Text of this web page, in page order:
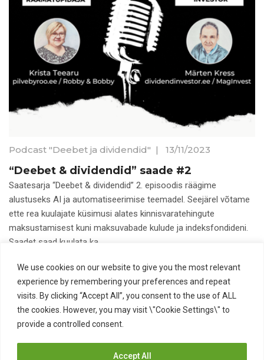
We use cookies on our website to give you the most relevant
experience by remembering your preferences and repeat
visits. By clicking “Accept All”, you consent to the use of ALL
the cookies. However, you may visit \"Cookie Settings\" to
provide a controlled consent.
Accept All
Podcast "Deebet ja dividendid" | 13/11/2023
“Deebet & dividendid” saade #2
Saatesarja “Deebet & dividendid” 2. episoodis räägime
alustuseks AI ja automatiseerimise teemadel. Seejärel võtame
ette rea kuulajate küsimusi alates kinnisvaratehingute
maksustamisest kuni maksuvabade kulude ja indeksfondideni.
Saadet saad kuulata ka
AI ja automatiseerimine ETFid Kinnisvara
Maksuvabad kulud Raamatupidamine